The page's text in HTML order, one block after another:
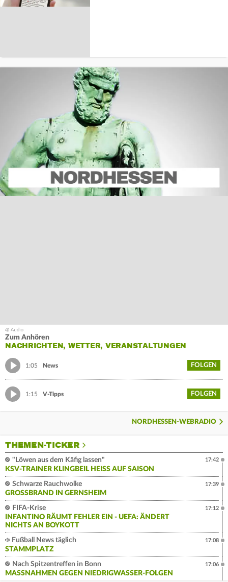
Zum Anhören
NACHRICHTEN, WETTER, VERANSTALTUNGEN
1:05 News FOLGEN
1:15 V-Tipps FOLGEN
NORDHESSEN-WEBRADIO
THEMEN-TICKER
"Löwen aus dem Käfig lassen"
KSV-TRAINER KLINGBEIL HEISS AUF SAISON
17:42
Schwarze Rauchwolke
GROSSBRAND IN GERNSHEIM
17:39
FIFA-Krise
INFANTINO RÄUMT FEHLER EIN - UEFA: ÄNDERT
NICHTS AN BOYKOTT
17:12
Fußball News täglich
STAMMPLATZ
17:08
Nach Spitzentreffen in Bonn
MASSNAHMEN GEGEN NIEDRIGWASSER-FOLGEN
17:06